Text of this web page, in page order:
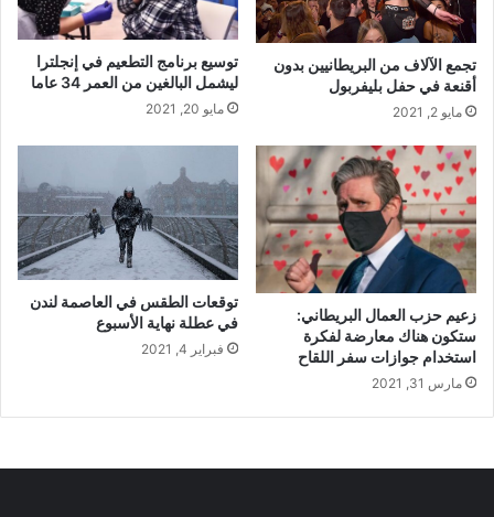
تجمع الآلاف من البريطانيين بدون
أقنعة في حفل بليفربول
مايو 2, 2021
توسيع برنامج التطعيم في إنجلترا
ليشمل البالغين من العمر 34 عاما
مايو 20, 2021
زعيم حزب العمال البريطاني:
ستكون هناك معارضة لفكرة
استخدام جوازات سفر اللقاح
مارس 31, 2021
توقعات الطقس في العاصمة لندن
في عطلة نهاية الأسبوع
فبراير 4, 2021